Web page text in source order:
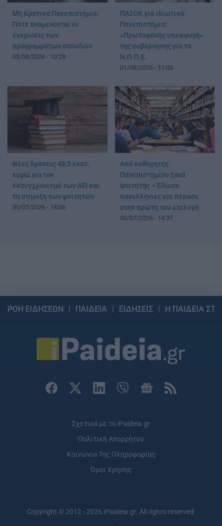
Μη Κρατικά Πανεπιστήμια:
Πότε αναμένονται οι
εγκρίσεις των
προγραμμάτων σπουδών
03/08/2026 - 10:28
ΠΑΣΟΚ για ιδιωτικά
Πανεπιστήμια:
«Πρωτοφανής υπεκφυγή»
της κυβέρνησης για τα
Ν.Π.Π.Ε.
01/08/2026 - 11:03
Νέες δράσεις 48,5 εκατ.
ευρώ για τον
εκσυγχρονισμό των ΑΕΙ και
τη στήριξη των φοιτητών
30/07/2026 - 18:06
Από καθηγητής
Πανεπιστημίου ξανά
φοιτητής – Έδωσε
πανελλήνιες και πέρασε
στην πρώτη του επιλογή
30/07/2026 - 14:37
ΡΟΗ ΕΙΔΗΣΕΩΝ ΠΑΙΔΕΙΑ ΕΙΔΗΣΕΙΣ Η ΠΑΙΔΕΙΑ
Σχετικά με το iPaideia.gr
Πολιτική Απορρήτου
Κοινωνία Της Πληροφορίας
Όροι Χρήσης
Copyright © 2012 - 2026 iPaideia.gr. All rights reserved.